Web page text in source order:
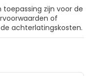
zijn voor de
of
achterlatingskosten.